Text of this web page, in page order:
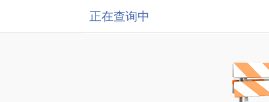
正在查询中